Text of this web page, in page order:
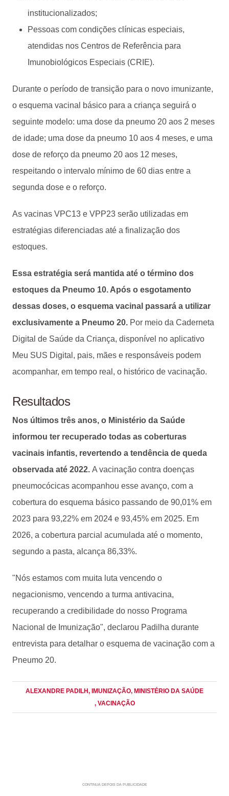
institucionalizados;
Pessoas com condições clínicas especiais,
atendidas nos Centros de Referência para
Imunobiológicos Especiais (CRIE).
Durante o período de transição para o novo imunizante,
o esquema vacinal básico para a criança seguirá o
seguinte modelo: uma dose da pneumo 20 aos 2 meses
de idade; uma dose da pneumo 10 aos 4 meses, e uma
dose de reforço da pneumo 20 aos 12 meses,
respeitando o intervalo mínimo de 60 dias entre a
segunda dose e o reforço.
As vacinas VPC13 e VPP23 serão utilizadas em
estratégias diferenciadas até a finalização dos
estoques.
Essa estratégia será mantida até o término dos
estoques da Pneumo 10. Após o esgotamento
dessas doses, o esquema vacinal passará a utilizar
exclusivamente a Pneumo 20. Por meio da Caderneta
Digital de Saúde da Criança, disponível no aplicativo
Meu SUS Digital, pais, mães e responsáveis podem
acompanhar, em tempo real, o histórico de vacinação.
Resultados
Nos últimos três anos, o Ministério da Saúde
informou ter recuperado todas as coberturas
vacinais infantis, revertendo a tendência de queda
observada até 2022. A vacinação contra doenças
pneumocócicas acompanhou esse avanço, com a
cobertura do esquema básico passando de 90,01% em
2023 para 93,22% em 2024 e 93,45% em 2025. Em
2026, a cobertura parcial acumulada até o momento,
segundo a pasta, alcança 86,33%.
"Nós estamos com muita luta vencendo o
negacionismo, vencendo a turma antivacina,
recuperando a credibilidade do nosso Programa
Nacional de Imunização", declarou Padilha durante
entrevista para detalhar o esquema de vacinação com a
Pneumo 20.
ALEXANDRE PADILH, IMUNIZAÇÃO, MINISTÉRIO DA SAÚDE
, VACINAÇÃO